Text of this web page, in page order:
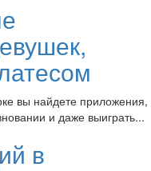
вы найдете приложения,
и даже выиграть...
в